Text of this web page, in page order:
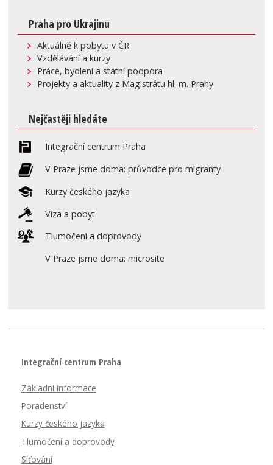
Praha pro Ukrajinu
Aktuálně k pobytu v ČR
Vzdělávání a kurzy
Práce, bydlení a státní podpora
Projekty a aktuality z Magistrátu hl. m. Prahy
Nejčastěji hledáte
Integrační centrum Praha
V Praze jsme doma: průvodce pro migranty
Kurzy českého jazyka
Víza a pobyt
Tlumočení a doprovody
V Praze jsme doma: microsite
Integrační centrum Praha
Základní informace
Poradenství
Kurzy českého jazyka
Tlumočení a doprovody
Síťování